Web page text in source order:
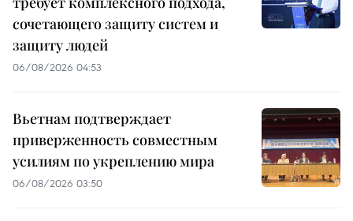
сочетающего защиту систем и
защиту людей
06/08/2026 04:53
Вьетнам подтверждает
приверженность совместным
усилиям по укреплению мира
06/08/2026 03:50